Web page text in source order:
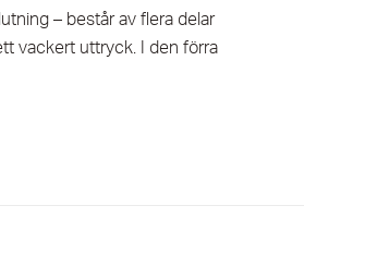
– består av flera delar
vackert uttryck. I den förra